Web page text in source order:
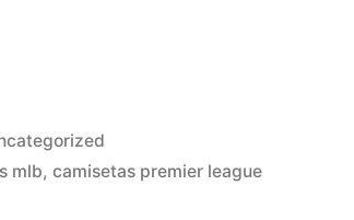
mlb,camisetas premier league